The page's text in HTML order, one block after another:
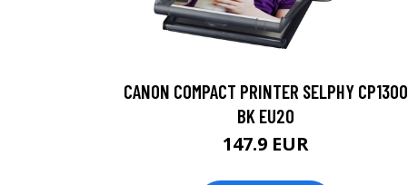
CANON COMPACT PRINTER SELPHY CP1300
BK EU20
147.9 EUR